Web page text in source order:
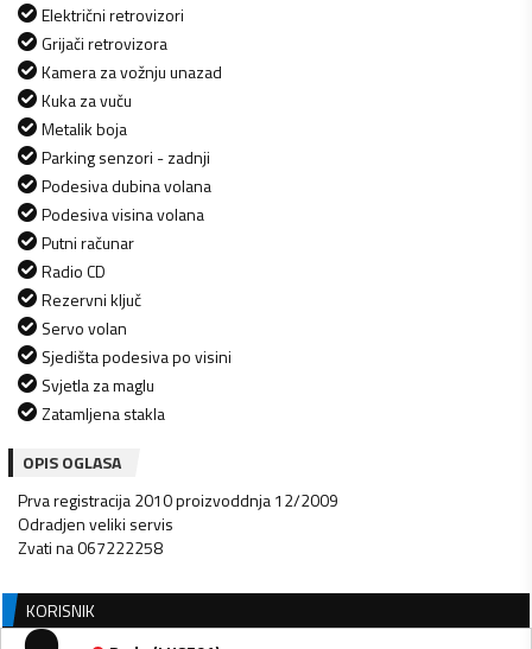
Električni retrovizori
Grijači retrovizora
Kamera za vožnju unazad
Kuka za vuču
Metalik boja
Parking senzori - zadnji
Podesiva dubina volana
Podesiva visina volana
Putni računar
Radio CD
Rezervni ključ
Servo volan
Sjedišta podesiva po visini
Svjetla za maglu
Zatamljena stakla
OPIS OGLASA
Prva registracija 2010 proizvoddnja 12/2009
Odradjen veliki servis
Zvati na 067222258
KORISNIK